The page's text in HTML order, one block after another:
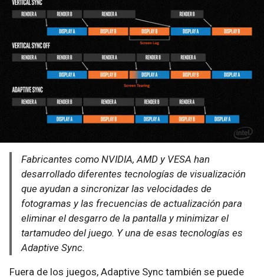
Fabricantes como NVIDIA, AMD y VESA han
desarrollado diferentes tecnologías de visualización
que ayudan a sincronizar las velocidades de
fotogramas y las frecuencias de actualización para
eliminar el desgarro de la pantalla y minimizar el
tartamudeo del juego. Y una de esas tecnologías es
Adaptive Sync.
Fuera de los juegos, Adaptive Sync también se puede